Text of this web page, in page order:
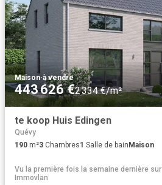
Maison·à vendre
443 626 €2 334 €/m²
te koop Huis Edingen
Quévy
190 m²3 Chambres1 Salle de bain Maison
Vu la première fois la semaine dernière sur
Immovlan